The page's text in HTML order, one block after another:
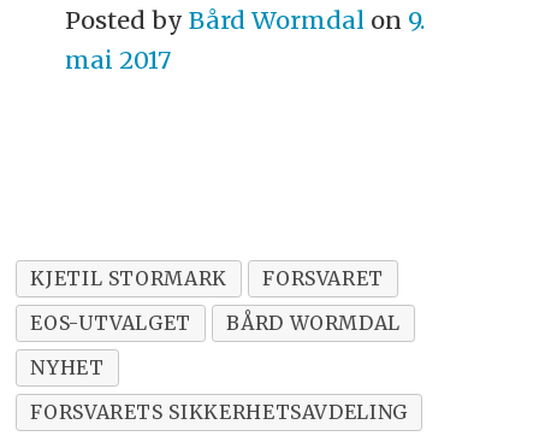
Posted by Bård Wormdal on 9.
mai 2017
KJETIL STORMARK
FORSVARET
EOS-UTVALGET
BÅRD WORMDAL
NYHET
FORSVARETS SIKKERHETSAVDELING